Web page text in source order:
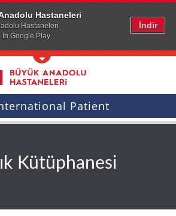
Hastaneleri
Hastaneleri
In Google Play
İndir
Patient
Kütüphanesi